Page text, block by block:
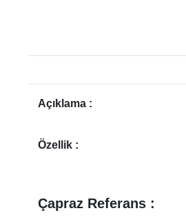
Açıklama :
Özellik :
Çapraz Referans :